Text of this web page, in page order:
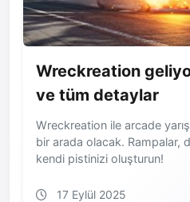
Wreckreation
ve tüm detaylar
Wreckreation ile arcade yarış
bir arada olacak. Rampalar,
kendi pistinizi oluşturun!
17 Eylül 2025